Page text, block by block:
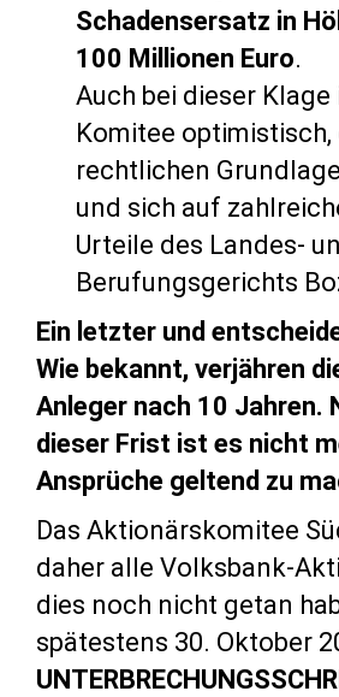
Schadensersatz in
100 Millionen Euro.
Auch bei dieser Klage
Komitee optimistisch,
rechtlichen
und sich auf
Urteile des Landes-
Berufungsgerichts
Ein letzter und
Wie bekannt, verjähren
Anleger nach 10 Jahren.
dieser Frist ist es nicht
Ansprüche geltend zu
Das Aktionärskomitee
daher alle Volksbank-
dies noch nicht getan
spätestens 30. Oktober